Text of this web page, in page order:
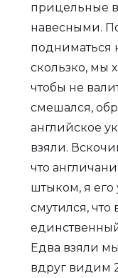
прицельные
навесными.
подниматься
скользко, мы
чтобы не
смешался,
английское
взяли.
что
штыком, я его
смутился, что
Едва взяли
вдруг видим